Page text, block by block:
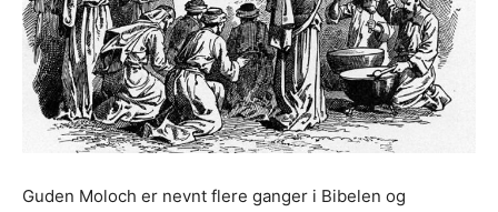
Guden Moloch er nevnt flere ganger i Bibelen og